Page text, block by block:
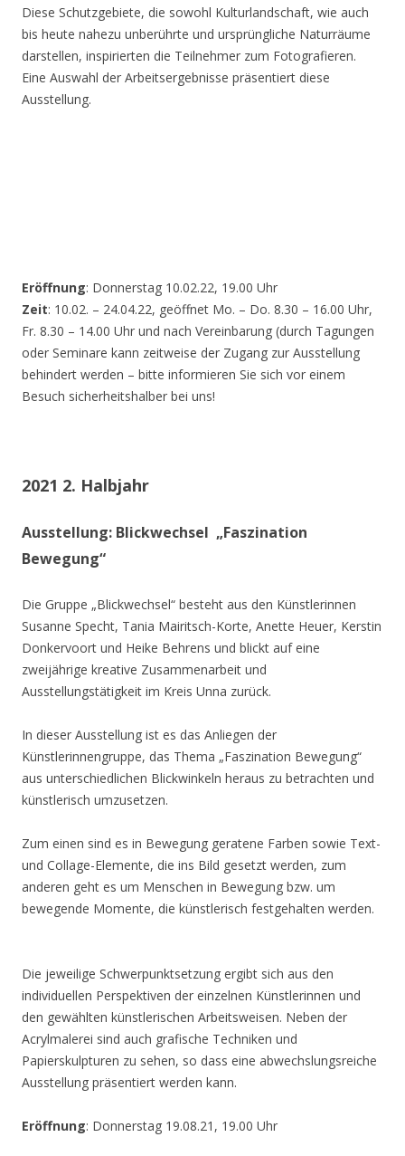
Diese Schutzgebiete, die sowohl Kulturlandschaft, wie auch
bis heute nahezu unberührte und ursprüngliche Naturräume
darstellen, inspirierten die Teilnehmer zum Fotografieren.
Eine Auswahl der Arbeitsergebnisse präsentiert diese
Ausstellung.
Eröffnung: Donnerstag 10.02.22, 19.00 Uhr
Zeit: 10.02. – 24.04.22, geöffnet Mo. – Do. 8.30 – 16.00 Uhr,
Fr. 8.30 – 14.00 Uhr und nach Vereinbarung (durch Tagungen
oder Seminare kann zeitweise der Zugang zur Ausstellung
behindert werden – bitte informieren Sie sich vor einem
Besuch sicherheitshalber bei uns!
2021 2. Halbjahr
Ausstellung: Blickwechsel „Faszination
Bewegung“
Die Gruppe „Blickwechsel“ besteht aus den Künstlerinnen
Susanne Specht, Tania Mairitsch-Korte, Anette Heuer, Kerstin
Donkervoort und Heike Behrens und blickt auf eine
zweijährige kreative Zusammenarbeit und
Ausstellungstätigkeit im Kreis Unna zurück.
In dieser Ausstellung ist es das Anliegen der
Künstlerinnengruppe, das Thema „Faszination Bewegung“
aus unterschiedlichen Blickwinkeln heraus zu betrachten und
künstlerisch umzusetzen.
Zum einen sind es in Bewegung geratene Farben sowie Text-
und Collage-Elemente, die ins Bild gesetzt werden, zum
anderen geht es um Menschen in Bewegung bzw. um
bewegende Momente, die künstlerisch festgehalten werden.
Die jeweilige Schwerpunktsetzung ergibt sich aus den
individuellen Perspektiven der einzelnen Künstlerinnen und
den gewählten künstlerischen Arbeitsweisen. Neben der
Acrylmalerei sind auch grafische Techniken und
Papierskulpturen zu sehen, so dass eine abwechslungsreiche
Ausstellung präsentiert werden kann.
Eröffnung: Donnerstag 19.08.21, 19.00 Uhr